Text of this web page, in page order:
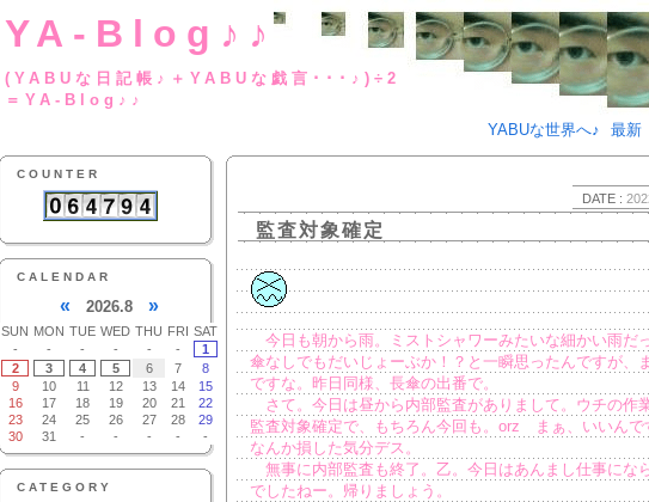
YA-Blog♪♪
(YABUな日記帳♪＋YABUな戯言･･
＝YA-Blog♪♪
YABUな世界へ♪
最新
COUNTER
CALENDAR
« 2026.8 »
SUN MON TUE WED THU FRI SAT
-
- - - - -
1
2
3 4 5 6 7
8
9
10 11 12 13 14
15
16
17 18 19 20 21
22
23
24 25 26 27 28
29
30
31 - - - - -
CATEGORY
DATE :
監査対象確定
今日も朝から雨。ミストシャワーみたいな細かい雨だ
傘なしでもだいじょーぶか！？と一瞬思ったんですが、
ですな。昨日同様、長傘の出番で。
さて。今日は昼から内部監査がありまして。ウチの作
監査対象確定で、もちろん今回も。orz まぁ、いいんで
なんか損した気分デス。
無事に内部監査も終了。乙。今日はあんまし仕事にな
でしたねー。帰りましょう。